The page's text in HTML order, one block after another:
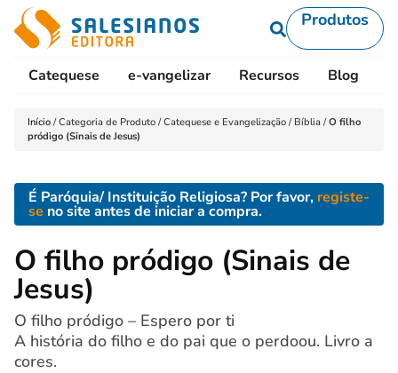
Produtos
Catequese e-vangelizar Recursos Blog
Início /Categoria de Produto /Catequese e Evangelização / Bíblia /O filho
pródigo (Sinais de Jesus)
É Paróquia/ Instituição Religiosa? Por favor, registe-
se no site antes de iniciar a compra.
O filho pródigo (Sinais de
Jesus)
O filho pródigo – Espero por ti
A história do filho e do pai que o perdoou. Livro a
cores.